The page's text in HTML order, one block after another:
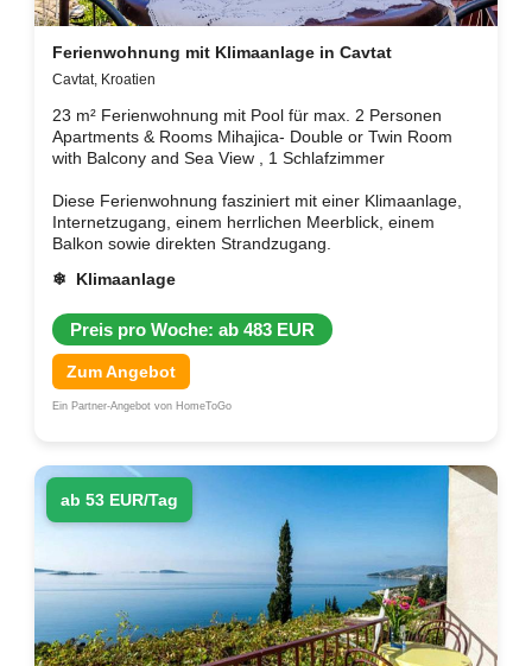
Ferienwohnung mit Klimaanlage in Cavtat
Cavtat, Kroatien
23 m² Ferienwohnung mit Pool für max. 2 Personen
Apartments & Rooms Mihajica- Double or Twin Room
with Balcony and Sea View , 1 Schlafzimmer
Diese Ferienwohnung fasziniert mit einer Klimaanlage,
Internetzugang, einem herrlichen Meerblick, einem
Balkon sowie direkten Strandzugang.
❄ Klimaanlage
Preis pro Woche: ab 483 EUR
Zum Angebot
Ein Partner-Angebot von HomeToGo
ab 53 EUR/Tag